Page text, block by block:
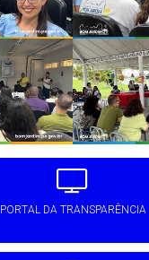
PORTAL DA TRANSPARÊNCIA